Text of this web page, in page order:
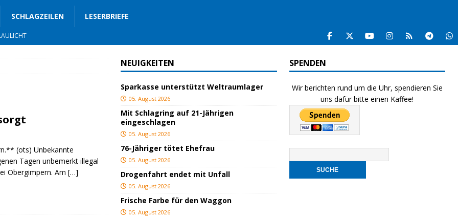
SCHLAGZEILEN LESERBRIEFE
TOP
BLAULICHT
(ots) Unbekannte
Tagen unbemerkt illegal
Obergimpern. Am […]
NEUIGKEITEN
Sparkasse unterstützt Weltraumlager
05. August 2026
Mit Schlagring auf 21-Jährigen
eingeschlagen
05. August 2026
76-Jähriger tötet Ehefrau
05. August 2026
Drogenfahrt endet mit Unfall
05. August 2026
Frische Farbe für den Waggon
05. August 2026
SPENDEN
Wir berichten rund um die Uhr, spendieren Sie
uns dafür bitte einen Kaffee!